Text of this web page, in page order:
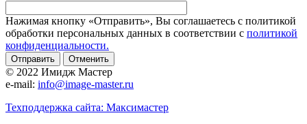
Нажимая кнопку «Отправить», Вы соглашаетесь с политикой
обработки персональных данных в соответствии с политикой
конфиденциальности.
Отменить
© 2022 Имидж Мастер
e-mail: info@image-master.ru
Техподдержка сайта: Максимастер